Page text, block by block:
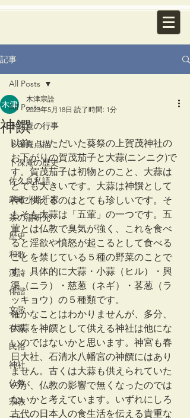
記事
All Posts
卜深庵の行事
卜深庵点描
卜深庵の歴史
佐久良私語
武者小路千家
茶の湯研究
歴史
和歌
漢詩
俳諧
文学
有職
民俗
神社
仏教
宗教
All Posts
神饌
木津宗詮
2023年5月18日 読了時間: 1分
以前、いただいた葵祭の上賀茂神社の
お下がりの賀茂茄子と大蒜(ニンニク)で
す。賀茂茄子は初物とのこと、大蒜は
とても大きいです。大蒜は神饌として
神に供えるのはとても珍しいです。そ
もそも大蒜は「五葷」の一つです。五
葷とは仏教で臭気が強く、これを食べ
ると淫欲や憤怒が起こるとして食べる
ことを禁じている５種の野菜のことで
す。具体的に大蒜・小蒜（ヒル）・興
渠（ニラ）・慈葱（ネギ）・茖葱（ラ
ッキョウ）の５種類です。
確かなことはわかりませんが、多分、
大蒜を神饌として供える神社は他にな
いのではないかと思います。神宮も春
日大社、石清水八幡宮の神饌にはあり
ません。古くは大蒜も供えられていた
のが、仏教の影響で無くなったのでは
ないかと考えています。いずれにしろ
古代の日本人の食生活を伝える貴重な